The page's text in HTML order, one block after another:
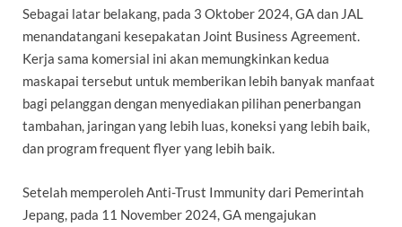
Sebagai latar belakang, pada 3 Oktober 2024, GA dan JAL
menandatangani kesepakatan Joint Business Agreement.
Kerja sama komersial ini akan memungkinkan kedua
maskapai tersebut untuk memberikan lebih banyak manfaat
bagi pelanggan dengan menyediakan pilihan penerbangan
tambahan, jaringan yang lebih luas, koneksi yang lebih baik,
dan program frequent flyer yang lebih baik.
Setelah memperoleh Anti-Trust Immunity dari Pemerintah
Jepang, pada 11 November 2024, GA mengajukan